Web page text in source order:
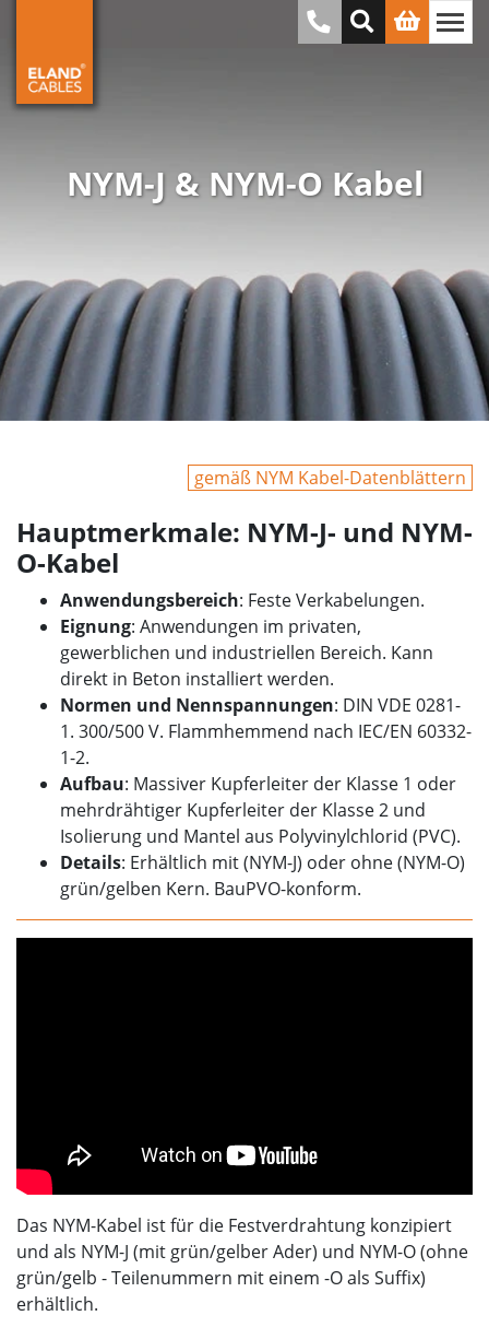
NYM-J & NYM-O Kabel
gemäß NYM Kabel-Datenblättern
Hauptmerkmale: NYM-J- und NYM-
O-Kabel
Anwendungsbereich: Feste Verkabelungen.
Eignung: Anwendungen im privaten,
gewerblichen und industriellen Bereich. Kann
direkt in Beton installiert werden.
Normen und Nennspannungen: DIN VDE 0281-
1. 300/500 V. Flammhemmend nach IEC/EN 60332-
1-2.
Aufbau: Massiver Kupferleiter der Klasse 1 oder
mehrdrähtiger Kupferleiter der Klasse 2 und
Isolierung und Mantel aus Polyvinylchlorid (PVC).
Details: Erhältlich mit (NYM-J) oder ohne (NYM-O)
grün/gelben Kern. BauPVO-konform.
Das NYM-Kabel ist für die Festverdrahtung konzipiert
und als NYM-J (mit grün/gelber Ader) und NYM-O (ohne
grün/gelb - Teilenummern mit einem -O als Suffix)
erhältlich.